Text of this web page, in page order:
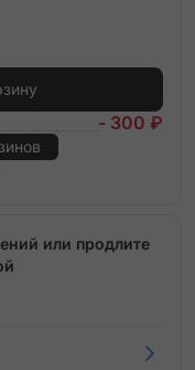
- 300 ₽
или продлите